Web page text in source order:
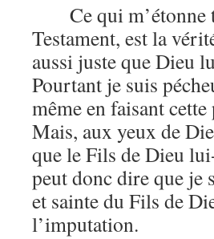
Ce qui
Testament, est la
aussi juste que Dieu
Pourtant je suis
même en faisant
Mais, aux yeux de
que le Fils de Dieu
peut donc dire que je
et sainte du Fils de
l’imputation.